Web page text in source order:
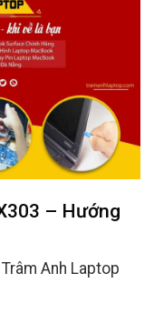
– Hướng
Anh Laptop